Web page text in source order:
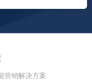
营销解决方案